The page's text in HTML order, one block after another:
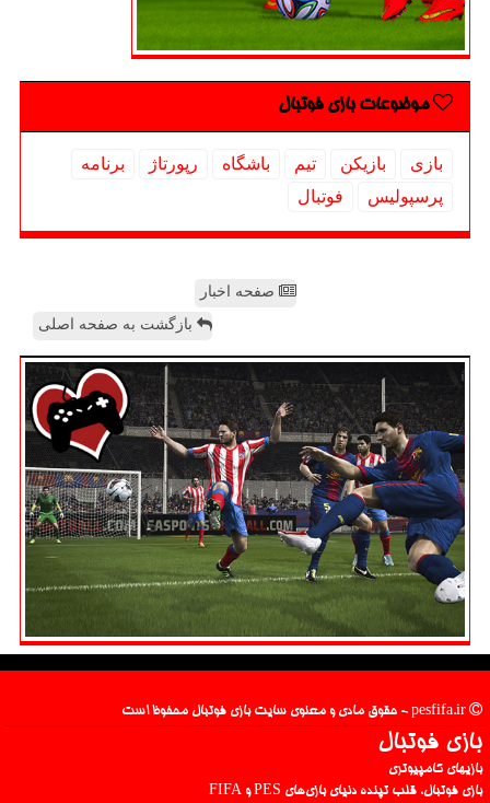
موضوعات بازی فوتبال
بازی بازیكن تیم باشگاه رپورتاژ
برنامه
پرسپولیس
فوتبال
صفحه اخبار
بازگشت به صفحه اصلی
بازی فوتبال
بازیهای کامپیوتری
بازی فوتبال، قلب تپنده دنیای بازی‌های PES و FIFA